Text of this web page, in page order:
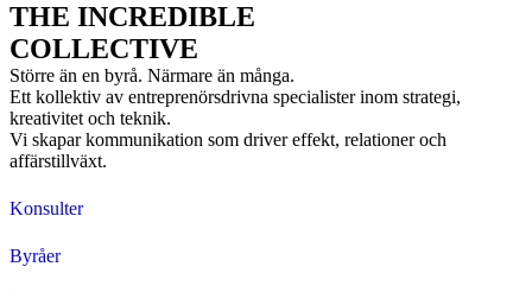
THE INCREDIBLE
COLLECTIVE
Större än en byrå. Närmare än många.
Ett kollektiv av entreprenörsdrivna specialister inom strategi,
kreativitet och teknik.
Vi skapar kommunikation som driver effekt, relationer och
affärstillväxt.
Konsulter
Byråer